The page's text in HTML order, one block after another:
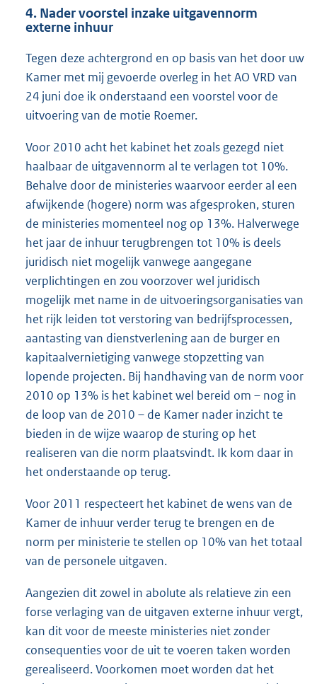
4. Nader voorstel inzake uitgavennorm
externe inhuur
Tegen deze achtergrond en op basis van het door uw
Kamer met mij gevoerde overleg in het AO VRD van
24 juni doe ik onderstaand een voorstel voor de
uitvoering van de motie Roemer.
Voor 2010 acht het kabinet het zoals gezegd niet
haalbaar de uitgavennorm al te verlagen tot 10%.
Behalve door de ministeries waarvoor eerder al een
afwijkende (hogere) norm was afgesproken, sturen
de ministeries momenteel nog op 13%. Halverwege
het jaar de inhuur terugbrengen tot 10% is deels
juridisch niet mogelijk vanwege aangegane
verplichtingen en zou voorzover wel juridisch
mogelijk met name in de uitvoeringsorganisaties van
het rijk leiden tot verstoring van bedrijfsprocessen,
aantasting van dienstverlening aan de burger en
kapitaalvernietiging vanwege stopzetting van
lopende projecten. Bij handhaving van de norm voor
2010 op 13% is het kabinet wel bereid om – nog in
de loop van de 2010 – de Kamer nader inzicht te
bieden in de wijze waarop de sturing op het
realiseren van die norm plaatsvindt. Ik kom daar in
het onderstaande op terug.
Voor 2011 respecteert het kabinet de wens van de
Kamer de inhuur verder terug te brengen en de
norm per ministerie te stellen op 10% van het totaal
van de personele uitgaven.
Aangezien dit zowel in abolute als relatieve zin een
forse verlaging van de uitgaven externe inhuur vergt,
kan dit voor de meeste ministeries niet zonder
consequenties voor de uit te voeren taken worden
gerealiseerd. Voorkomen moet worden dat het